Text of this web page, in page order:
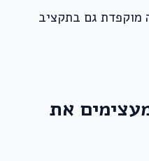
מוקפדת גם בתקציב
את